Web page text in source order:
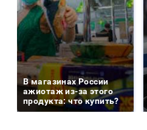
В магазинах России
ажиотаж из-за этого
продукта: что купить?